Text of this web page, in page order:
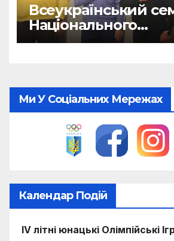
Всеукраїнський
Національного
олімпійського
Ми У Соціальних Мережах
Календар Подій
IV літні юнацькі Олімпійські